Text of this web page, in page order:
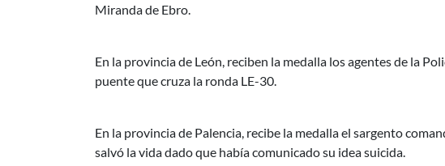
Miranda de Ebro.
En la provincia de León, reciben la medalla los agentes de la
puente que cruza la ronda LE-30.
En la provincia de Palencia, recibe la medalla el sargento
salvó la vida dado que había comunicado su idea suicida.